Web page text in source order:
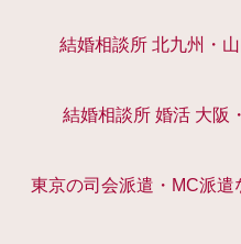
結婚相談所 北九州・
結婚相談所 婚活 大阪
東京の司会派遣・MC派遣